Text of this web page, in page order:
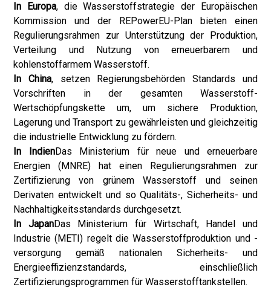
In Europa, die Wasserstoffstrategie der Europäischen
Kommission und der REPowerEU-Plan bieten einen
Regulierungsrahmen zur Unterstützung der Produktion,
Verteilung und Nutzung von erneuerbarem und
kohlenstoffarmem Wasserstoff.
In China, setzen Regierungsbehörden Standards und
Vorschriften in der gesamten Wasserstoff-
Wertschöpfungskette um, um sichere Produktion,
Lagerung und Transport zu gewährleisten und gleichzeitig
die industrielle Entwicklung zu fördern.
In IndienDas Ministerium für neue und erneuerbare
Energien (MNRE) hat einen Regulierungsrahmen zur
Zertifizierung von grünem Wasserstoff und seinen
Derivaten entwickelt und so Qualitäts-, Sicherheits- und
Nachhaltigkeitsstandards durchgesetzt.
In JapanDas Ministerium für Wirtschaft, Handel und
Industrie (METI) regelt die Wasserstoffproduktion und -
versorgung gemäß nationalen Sicherheits- und
Energieeffizienzstandards, einschließlich
Zertifizierungsprogrammen für Wasserstofftankstellen.